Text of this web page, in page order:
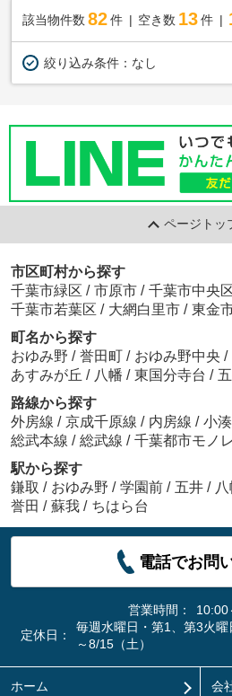
該当物件数 82件 空き数 13 件
絞り込み条件： なし
ページトッ
市区町村から探す
千葉市緑区 / 市原市 / 千葉市中央
千葉市若葉区 / 大網白里市 / 東金
町名から探す
おゆみ野 / 誉田町 / おゆみ野中央 /
あすみが丘 / 八幡 / 東国分寺台 /
路線から探す
外房線 / 京成千原線 / 内房線 / 小
総武本線 / 総武線 / 千葉都市モノ
駅から探す
鎌取 / おゆみ野 / 学園前 / 五井 /
誉田 / 蘇我 / ちはら台
電話でお問
営業時間：
10:00
定休日：
毎週水曜日・第1、第3火
～8/15（土）
ホーム 会